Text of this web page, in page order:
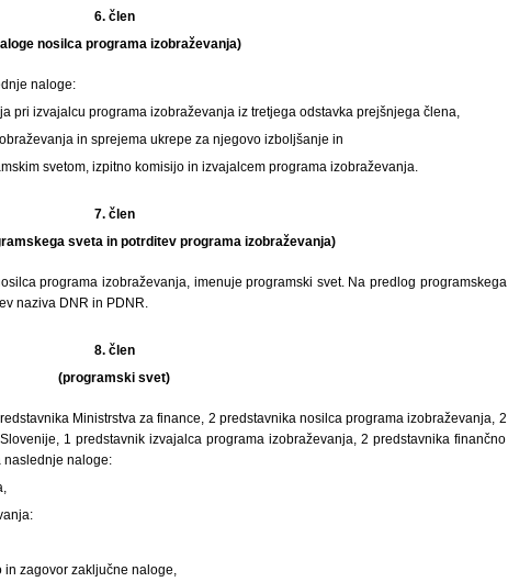
6. člen
nosilca programa izobraževanja)
naloge:
pri izvajalcu programa izobraževanja iz tretjega odstavka prejšnjega člena,
in sprejema ukrepe za njegovo izboljšanje in
svetom, izpitno komisijo in izvajalcem programa izobraževanja.
7. člen
sveta in potrditev programa izobraževanja)
programa izobraževanja, imenuje programski svet. Na predlog programskega
naziva DNR in PDNR.
8. člen
(programski svet)
Ministrstva za finance, 2 predstavnika nosilca programa izobraževanja, 2
1 predstavnik izvajalca programa izobraževanja, 2 predstavnika finančno
naslednje naloge:
in zagovor zaključne naloge,